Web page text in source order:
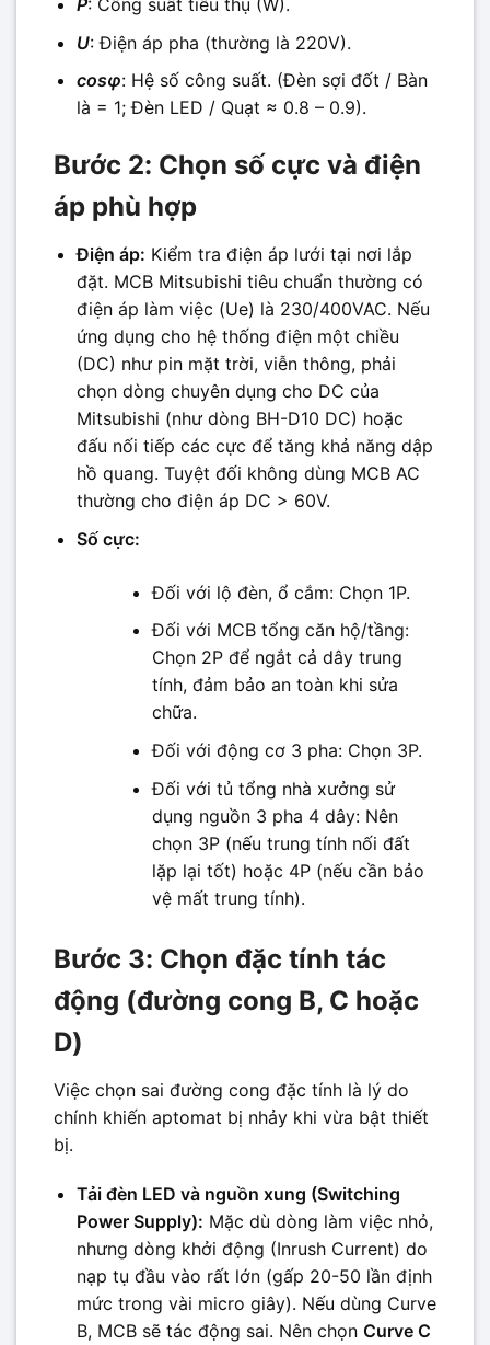
P: Công suất tiêu thụ (W).
U: Điện áp pha (thường là 220V).
cosφ: Hệ số công suất. (Đèn sợi đốt / Bàn
là = 1; Đèn LED / Quạt ≈ 0.8 – 0.9).
Bước 2: Chọn số cực và điện
áp phù hợp
Điện áp: Kiểm tra điện áp lưới tại nơi lắp
đặt. MCB Mitsubishi tiêu chuẩn thường có
điện áp làm việc (Ue) là 230/400VAC. Nếu
ứng dụng cho hệ thống điện một chiều
(DC) như pin mặt trời, viễn thông, phải
chọn dòng chuyên dụng cho DC của
Mitsubishi (như dòng BH-D10 DC) hoặc
đấu nối tiếp các cực để tăng khả năng dập
hồ quang. Tuyệt đối không dùng MCB AC
thường cho điện áp DC > 60V.
Số cực:
Đối với lộ đèn, ổ cắm: Chọn 1P.
Đối với MCB tổng căn hộ/tầng:
Chọn 2P để ngắt cả dây trung
tính, đảm bảo an toàn khi sửa
chữa.
Đối với động cơ 3 pha: Chọn 3P.
Đối với tủ tổng nhà xưởng sử
dụng nguồn 3 pha 4 dây: Nên
chọn 3P (nếu trung tính nối đất
lặp lại tốt) hoặc 4P (nếu cần bảo
vệ mất trung tính).
Bước 3: Chọn đặc tính tác
động (đường cong B, C hoặc
D)
Việc chọn sai đường cong đặc tính là lý do
chính khiến aptomat bị nhảy khi vừa bật thiết
bị.
Tải đèn LED và nguồn xung (Switching
Power Supply): Mặc dù dòng làm việc nhỏ,
nhưng dòng khởi động (Inrush Current) do
nạp tụ đầu vào rất lớn (gấp 20-50 lần định
mức trong vài micro giây). Nếu dùng Curve
B, MCB sẽ tác động sai. Nên chọn Curve C